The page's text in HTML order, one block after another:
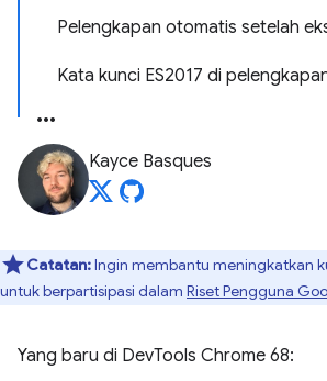
Pelengkapan otomatis setelah
Kata kunci ES2017 di
Kayce Basques
Catatan:Ingin membantu meningkatkan
untuk berpartisipasi dalam Riset Pengguna
Yang baru di DevTools Chrome 68: